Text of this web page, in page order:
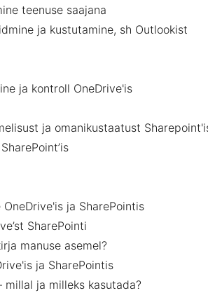
teenuse saajana
ja kustutamine, sh Outlookist
ja kontroll OneDrive'is
ja omanikustaatust
ja SharePointis
SharePointi
manuse asemel?
ja SharePointis
millal ja milleks kasutada?